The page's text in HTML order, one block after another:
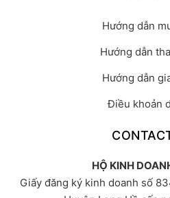
Hướng dẫn
Hướng dẫn
Hướng dẫn
Điều khoản
HỘ KINH
Giấy đăng ký kinh doanh số